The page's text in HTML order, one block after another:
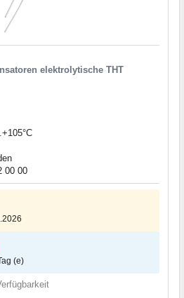
elektrolytische THT
00 00
(e)